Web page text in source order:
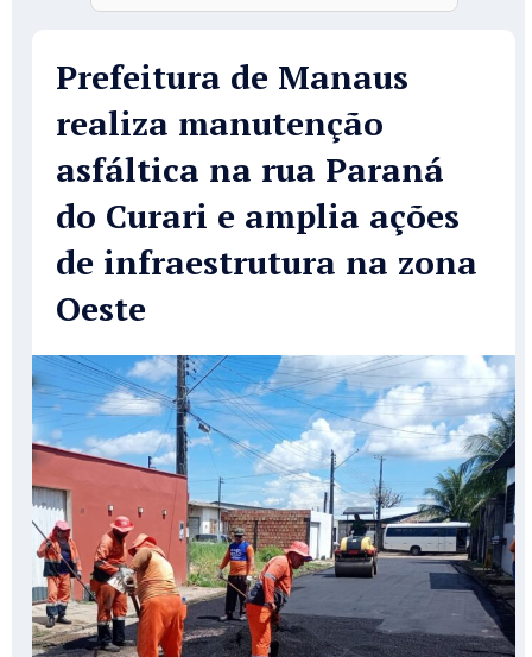
Prefeitura de Manaus
realiza manutenção
asfáltica na rua Paraná
do Curari e amplia ações
de infraestrutura na zona
Oeste